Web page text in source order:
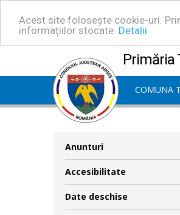
Acest site folosește cookie-uri.
informațiilor stocate. Detalii
Primăria
COMUNA
Anunturi
Accesibilitate
Date deschise